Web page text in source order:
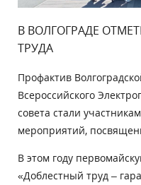
В ВОЛГОГРАДЕ
ТРУДА
Профактив
Всероссийского
совета стали
мероприятий,
В этом году
«Доблестный труд –